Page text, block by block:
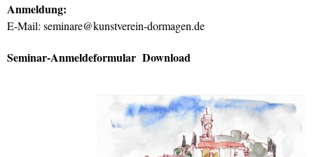
Anmeldung:
E-Mail: seminare@kunstverein-dormagen.de
Seminar-Anmeldeformular Download